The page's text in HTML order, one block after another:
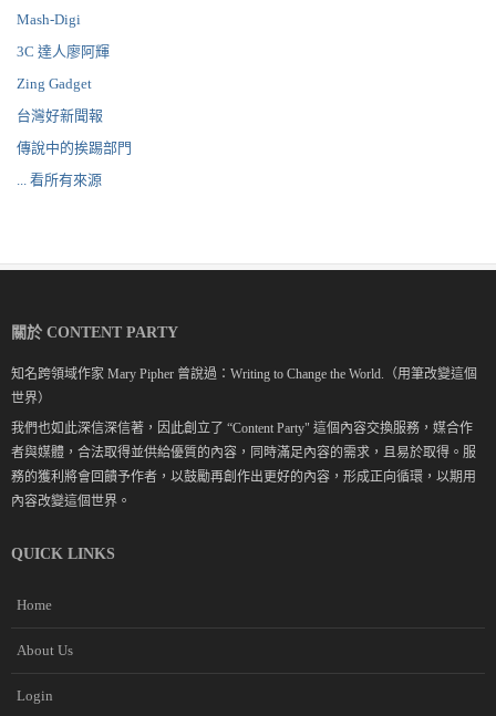
Mash-Digi
3C 達人廖阿輝
Zing Gadget
台灣好新聞報
傳說中的挨踢部門
... 看所有來源
關於 CONTENT PARTY
知名跨領域作家 Mary Pipher 曾說過：Writing to Change the World.（用筆改變這個
世界）
我們也如此深信深信著，因此創立了 “Content Party" 這個內容交換服務，媒合作
者與媒體，合法取得並供給優質的內容，同時滿足內容的需求，且易於取得。服
務的獲利將會回饋予作者，以鼓勵再創作出更好的內容，形成正向循環，以期用
內容改變這個世界。
QUICK LINKS
Home
About Us
Login